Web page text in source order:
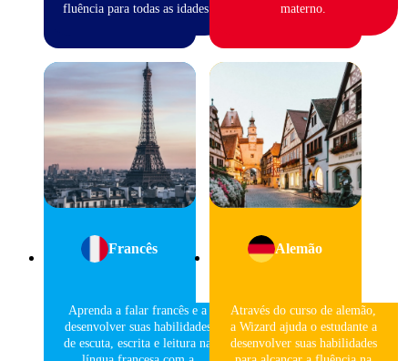
fluência para todas as idades.
materno.
Francês
Aprenda a falar francês e a
desenvolver suas habilidades
de escuta, escrita e leitura na
Alemão
Através do curso de alemão,
a Wizard ajuda o estudante a
desenvolver suas habilidades